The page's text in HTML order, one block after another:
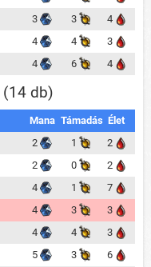
3 3
4
4 4
3
4 6 4
(14 db)
Mana Támadás Élet
2 1
2
2 0
2
4 1
7
4 3
3
4 4
3
5 3 6